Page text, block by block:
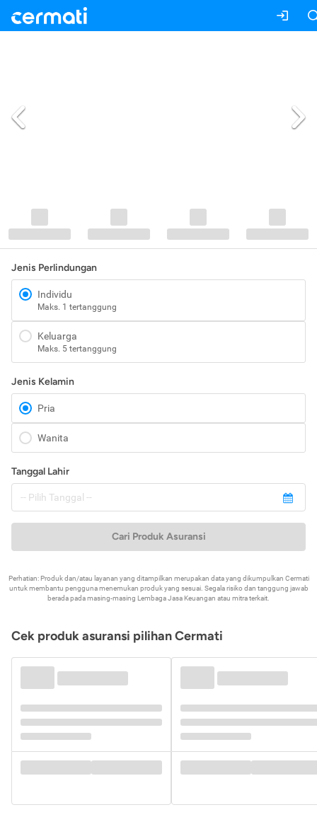
Jenis Perlindungan
Individu
Maks. 1 tertanggung
Keluarga
Maks. 5 tertanggung
Jenis Kelamin
Pria
Wanita
Tanggal Lahir
Cari Produk Asuransi
Perhatian: Produk dan/atau layanan yang ditampilkan merupakan data yang dikumpulkan Cermati
untuk membantu pengguna menemukan produk yang sesuai. Segala risiko dan tanggung jawab
berada pada masing-masing Lembaga Jasa Keuangan atau mitra terkait.
Cek produk asuransi pilihan Cermati